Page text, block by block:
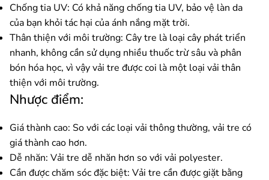
Chống tia UV: Có khả năng chống tia UV, bảo vệ làn da
của bạn khỏi tác hại của ánh nắng mặt trời.
Thân thiện với môi trường: Cây tre là loại cây phát triển
nhanh, không cần sử dụng nhiều thuốc trừ sâu và phân
bón hóa học, vì vậy vải tre được coi là một loại vải thân
thiện với môi trường.
Nhược điểm:
Giá thành cao: So với các loại vải thông thường, vải tre có
giá thành cao hơn.
Dễ nhăn: Vải tre dễ nhăn hơn so với vải polyester.
Cần được chăm sóc đặc biệt: Vải tre cần được giặt bằng